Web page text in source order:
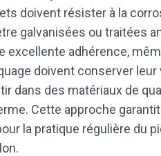
doivent résister à la
galvanisées ou traitées
adhérence,
doivent conserver leur
dans des matériaux de
Cette approche
la pratique régulière du